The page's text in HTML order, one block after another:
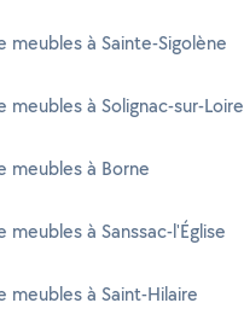
meubles à Sainte-Sigolène
meubles à Solignac-sur-Loire
meubles à Borne
meubles à Sanssac-l'Église
meubles à Saint-Hilaire